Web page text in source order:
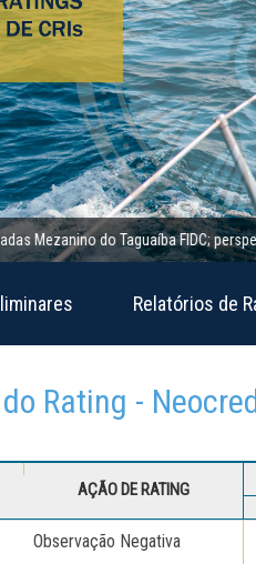
do Taguaíba FIDC; perspectiva
Relatórios de
Rating -
AÇÃO DE RATING
Observação Negativa